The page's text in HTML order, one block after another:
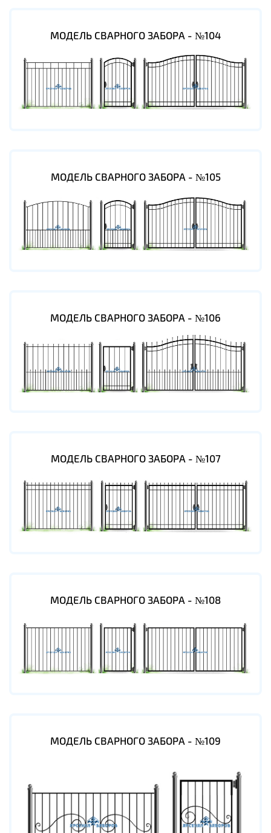
МОДЕЛЬ СВАРНОГО ЗАБОРА - №104
МОДЕЛЬ СВАРНОГО ЗАБОРА - №105
МОДЕЛЬ СВАРНОГО ЗАБОРА - №106
МОДЕЛЬ СВАРНОГО ЗАБОРА - №107
МОДЕЛЬ СВАРНОГО ЗАБОРА - №108
МОДЕЛЬ СВАРНОГО ЗАБОРА - №109